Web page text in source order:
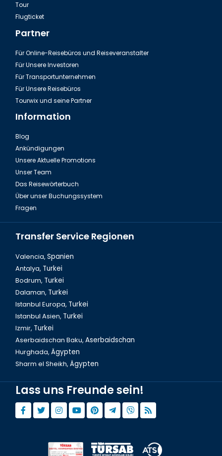
Tour
Flugticket
Partner
Für Online-Reisebüros und Reiseveranstalter
Für Unsere Investoren
Für Transportunternehmen
Für Unsere Reisebüros
Tourwix und seine Partner
Information
Blog
Ankündigungen
Unsere Aktuelle Promotions
Unser Team
Das Reisewörterbuch
Über unser Buchungssystem
Fragen
Transfer Service Regionen
Valencia, Spanien
Antalya, Turkei
Bodrum, Turkei
Dalaman, Turkei
Istanbul Europa, Turkei
Istanbul Asien, Turkei
Izmir, Turkei
Aserbaidschan Baku, Aserbaidschan
Hurghada, Ägypten
Sharm el Sheikh, Ägypten
Lass uns Freunde sein!